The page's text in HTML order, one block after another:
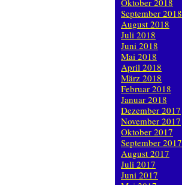
Oktober 2018
September 2018
August 2018
Juli 2018
Juni 2018
Mai 2018
April 2018
März 2018
Februar 2018
Januar 2018
Dezember 2017
November 2017
Oktober 2017
September 2017
August 2017
Juli 2017
Juni 2017